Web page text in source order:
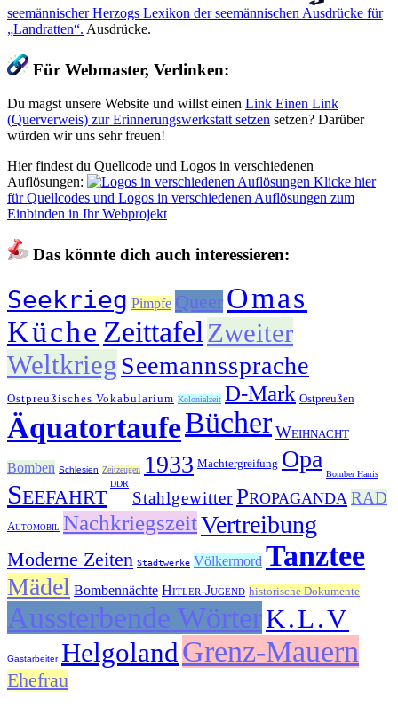
seemännischerHerzogs Lexikon der seemännischen Ausdrücke für
Landratten . Ausdrücke.
Für Webmaster, Verlinken:
Du magst unsere Website und willst einen Link Einen Link
(Querverweis) zur Erinnerungswerkstatt setzen setzen? Darüber
würden wir uns sehr freuen!
Hier findest du Quellcode und Logos in verschiedenen
Auflösungen:
Klicke hier
für Quellcodes und Logos in verschiedenen Auflösungen zum
Einbinden in Ihr Webprojekt
Das könnte dich auch interessieren:
Seekrieg Pimpfe Queer Omas
Küche Zeittafel Zweiter
Weltkrieg Seemannssprache
Ostpreußisches Vokabularium Kolonialzeit D-Mark Ostpreußen
ÄquatortaufeBücherWeihnacht
Bomben Schlesien Zeitzeugen 1933 Machtergreifung Opa
Bomber Harris
Seefahrt DDR
StahlgewitterPropaganda RAD
Automobil NachkriegszeitVertreibung
Moderne Zeiten Stadtwerke Völkermord Tanztee
Mädel Bombennächte Hitler-Jugend historische Dokumente
Aussterbende WörterK.L.V
Gastarbeiter Helgoland Grenz-Mauern
Ehefrau